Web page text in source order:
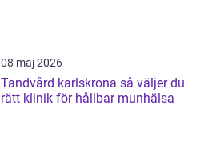
08 maj 2026
Tandvård karlskrona så väljer du
rätt klinik för hållbar munhälsa